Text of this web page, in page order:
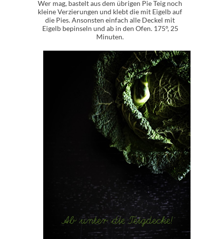
Wer mag, bastelt aus dem übrigen Pie Teig noch
kleine Verzierungen und klebt die mit Eigelb auf
die Pies. Ansonsten einfach alle Deckel mit
Eigelb bepinseln und ab in den Ofen. 175°, 25
Minuten.